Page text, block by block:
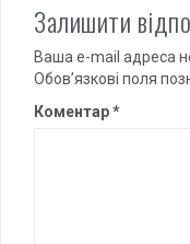
Залишити
Ваша e-mail адреса
Обов’язкові поля
Коментар*